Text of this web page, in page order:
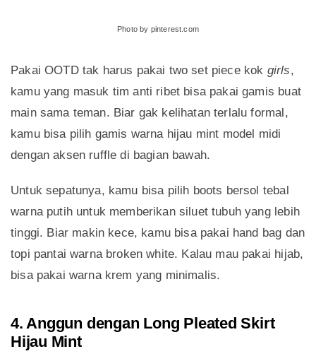
Photo by pinterest.com
Pakai OOTD tak harus pakai two set piece kok girls,
kamu yang masuk tim anti ribet bisa pakai gamis buat
main sama teman. Biar gak kelihatan terlalu formal,
kamu bisa pilih gamis warna hijau mint model midi
dengan aksen ruffle di bagian bawah.
Untuk sepatunya, kamu bisa pilih boots bersol tebal
warna putih untuk memberikan siluet tubuh yang lebih
tinggi. Biar makin kece, kamu bisa pakai hand bag dan
topi pantai warna broken white. Kalau mau pakai hijab,
bisa pakai warna krem yang minimalis.
4. Anggun dengan Long Pleated Skirt
Hijau Mint